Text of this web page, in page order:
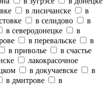
в лисичанске
в
в селидово
в
в северодонецке
в
в перевальске
в
в приволье
в счастье
лакокрасочное
в докучаевске
в
в дмитрове
в